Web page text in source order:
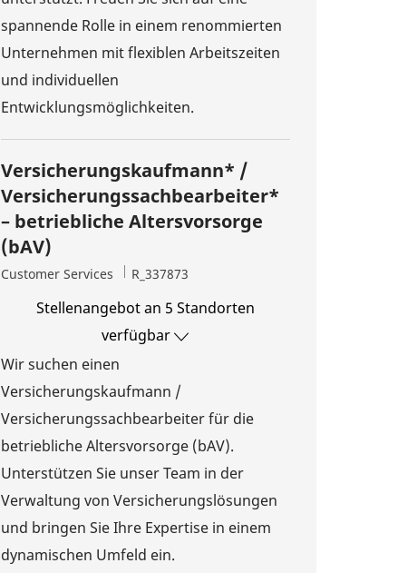
spannende Rolle in einem renommierten
Unternehmen mit flexiblen Arbeitszeiten
und individuellen
Entwicklungsmöglichkeiten.
Versicherungskaufmann* /
Versicherungssachbearbeiter*
– betriebliche Altersvorsorge
(bAV)
Kategorie
Customer Services Job-ID
R_337873
Stellenangebot an 5 Standorten
verfügbar
Wir suchen einen
Versicherungskaufmann /
Versicherungssachbearbeiter für die
betriebliche Altersvorsorge (bAV).
Unterstützen Sie unser Team in der
Verwaltung von Versicherungslösungen
und bringen Sie Ihre Expertise in einem
dynamischen Umfeld ein.